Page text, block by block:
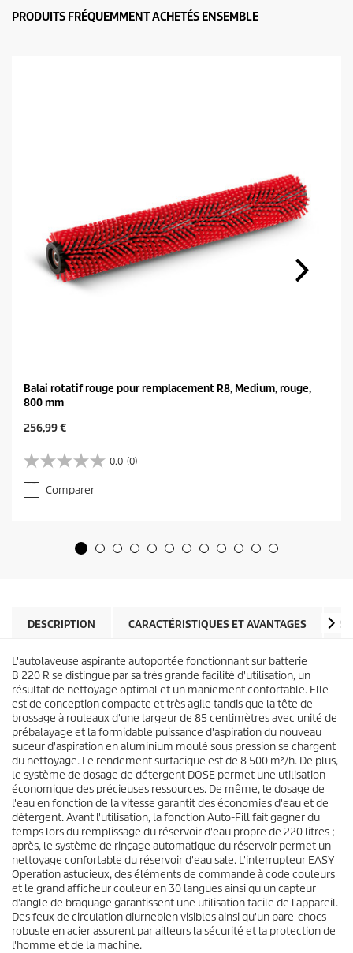
PRODUITS FRÉQUEMMENT ACHETÉS ENSEMBLE
Balai rotatif rouge pour remplacement R8, Medium, rouge,
800 mm
C
r
e
n
p
c
e
256,99 €
0.0 (0)
0
.
0
.
Comparer
DESCRIPTION CARACTÉRISTIQUES ET AVANTAGES
L'autolaveuse aspirante autoportée fonctionnant sur batterie
B 220 R se distingue par sa très grande facilité d'utilisation, un
résultat de nettoyage optimal et un maniement confortable. Elle
est de conception compacte et très agile tandis que la tête de
brossage à rouleaux d'une largeur de 85 centimètres avec unité de
prébalayage et la formidable puissance d'aspiration du nouveau
suceur d'aspiration en aluminium moulé sous pression se chargent
du nettoyage. Le rendement surfacique est de 8 500 m²/h. De plus,
le système de dosage de détergent DOSE permet une utilisation
économique des précieuses ressources. De même, le dosage de
l'eau en fonction de la vitesse garantit des économies d'eau et de
détergent. Avant l'utilisation, la fonction Auto-Fill fait gagner du
temps lors du remplissage du réservoir d'eau propre de 220 litres ;
après, le système de rinçage automatique du réservoir permet un
nettoyage confortable du réservoir d'eau sale. L'interrupteur EASY
Operation astucieux, des éléments de commande à code couleurs
et le grand afficheur couleur en 30 langues ainsi qu'un capteur
d'angle de braquage garantissent une utilisation facile de l'appareil.
Des feux de circulation diurnebien visibles ainsi qu'un pare-chocs
robuste en acier assurent par ailleurs la sécurité et la protection de
l'homme et de la machine.